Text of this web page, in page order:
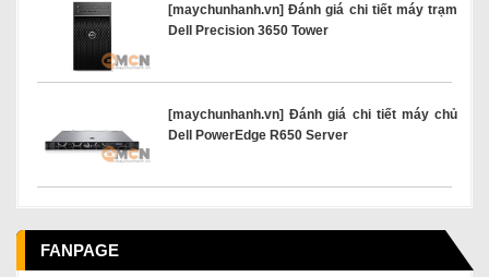
[maychunhanh.vn] Đánh giá chi tiết máy trạm
Dell Precision 3650 Tower
[maychunhanh.vn] Đánh giá chi tiết máy chủ
Dell PowerEdge R650 Server
FANPAGE